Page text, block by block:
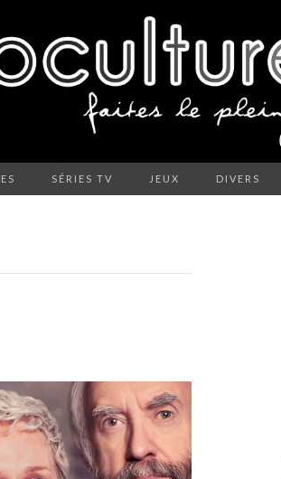
SÉRIES TV JEUX DIVERS